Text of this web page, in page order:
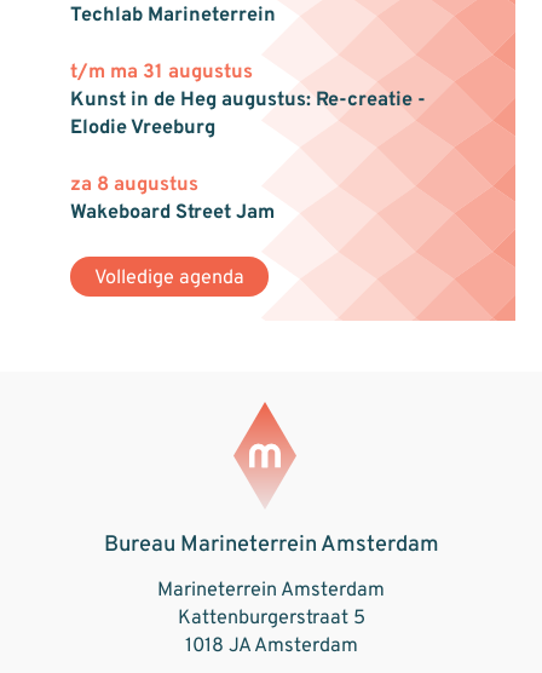
Techlab Marineterrein
t/m ma 31 augustus
Kunst in de Heg augustus: Re-creatie -
Elodie Vreeburg
za 8 augustus
Wakeboard Street Jam
Volledige agenda
Bureau Marineterrein Amsterdam
Marineterrein Amsterdam
Kattenburgerstraat 5
1018 JA Amsterdam